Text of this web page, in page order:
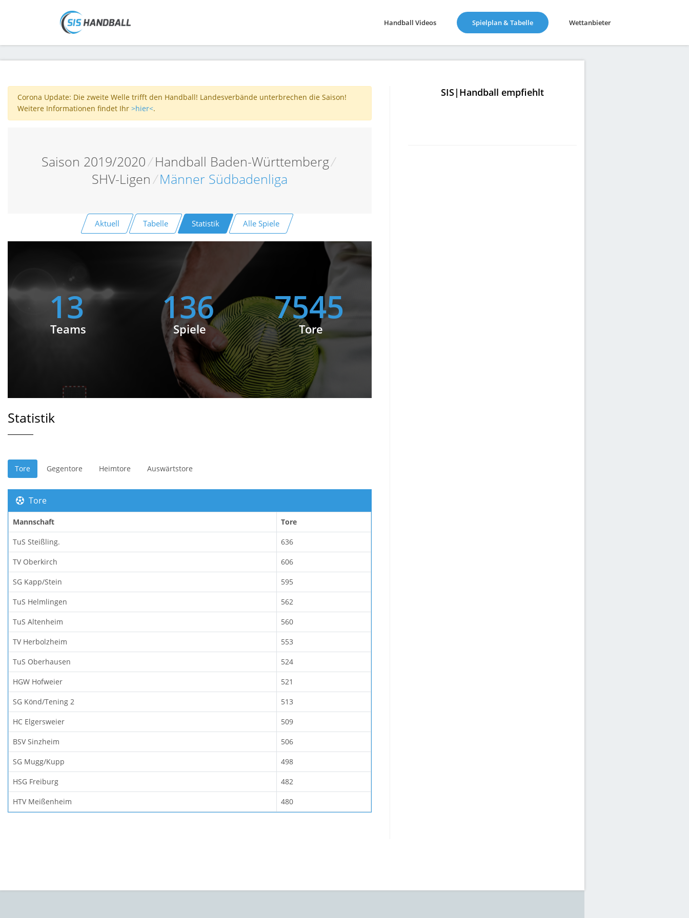
Handball Videos Spielplan & Tabelle(current) Wettanbieter
Corona Update: Die zweite Welle trifft den Handball! Landesverbände unterbrechen die Saison!
Weitere Informationen findet Ihr >hier<.
Saison 2019/2020/ Handball Baden-Württemberg/
SHV-Ligen/Männer Südbadenliga
Aktuell Tabelle Statistik Alle Spiele
13
Teams
140
Spiele
7545
Tore
Statistik
Tore Gegentore Heimtore Auswärtstore
Tore
Mannschaft Tore
TuS Steißling. 636
TV Oberkirch 606
SG Kapp/Stein 595
TuS Helmlingen 562
TuS Altenheim 560
TV Herbolzheim 553
TuS Oberhausen 524
HGW Hofweier 521
SG Könd/Tening 2 513
HC Elgersweier 509
BSV Sinzheim 506
SG Mugg/Kupp 498
HSG Freiburg 482
HTV Meißenheim 480
SIS|Handball empfiehlt